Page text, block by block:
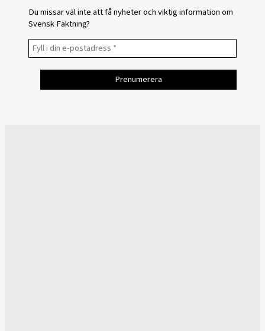
Du missar väl inte att få nyheter och viktig information om
Svensk Fäktning?